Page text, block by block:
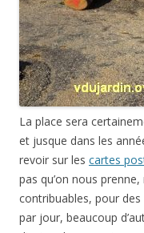
La place sera
et jusque dans les
revoir sur les cartes
pas qu’on nous
contribuables, pour
par jour, beaucoup